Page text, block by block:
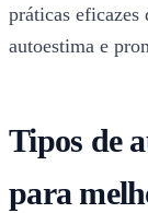
práticas eficazes
autoestima e
Tipos de
para